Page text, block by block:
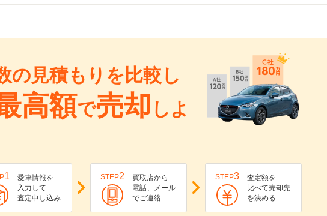
の見積もりを比較し
高額で売却 しよ
1
愛車情報を
入力して
査定申し込み
STEP2
買取店から
電話、メール
でご連絡
STEP3
査定額を
比べて売却先
を決める